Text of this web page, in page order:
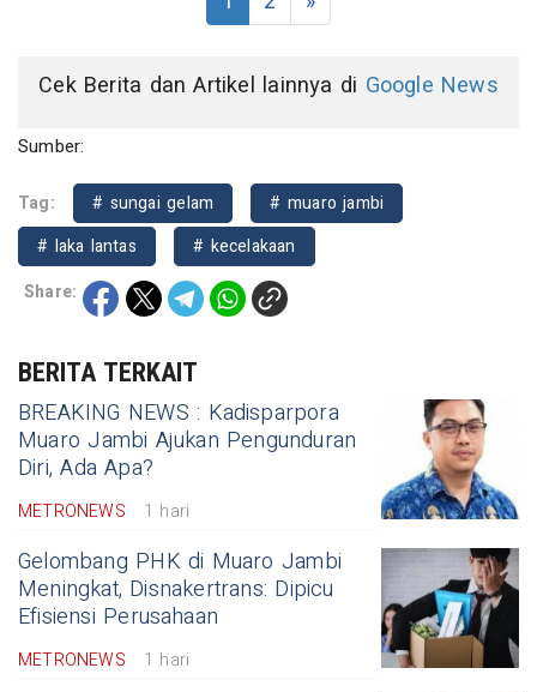
Cek Berita dan Artikel lainnya di Google News
Sumber:
Tag: # sungai gelam
# muaro jambi
# laka lantas
# kecelakaan
Share:
BERITA TERKAIT
BREAKING NEWS : Kadisparpora
Muaro Jambi Ajukan Pengunduran
Diri, Ada Apa?
METRONEWS 1 hari
Gelombang PHK di Muaro Jambi
Meningkat, Disnakertrans: Dipicu
Efisiensi Perusahaan
METRONEWS 1 hari